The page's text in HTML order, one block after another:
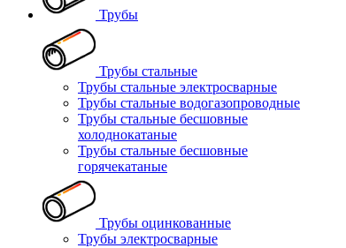
Трубы
Трубы стальные
Трубы стальные электросварные
Трубы стальные водогазопроводные
Трубы стальные бесшовные
холоднокатаные
Трубы стальные бесшовные
горячекатаные
Трубы оцинкованные
Трубы электросварные